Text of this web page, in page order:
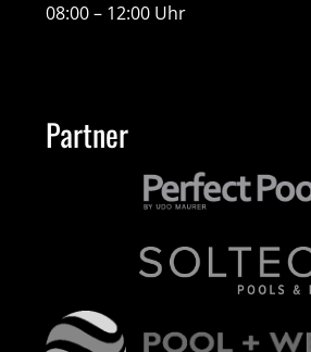
08:00 – 12:00 Uhr
Partner